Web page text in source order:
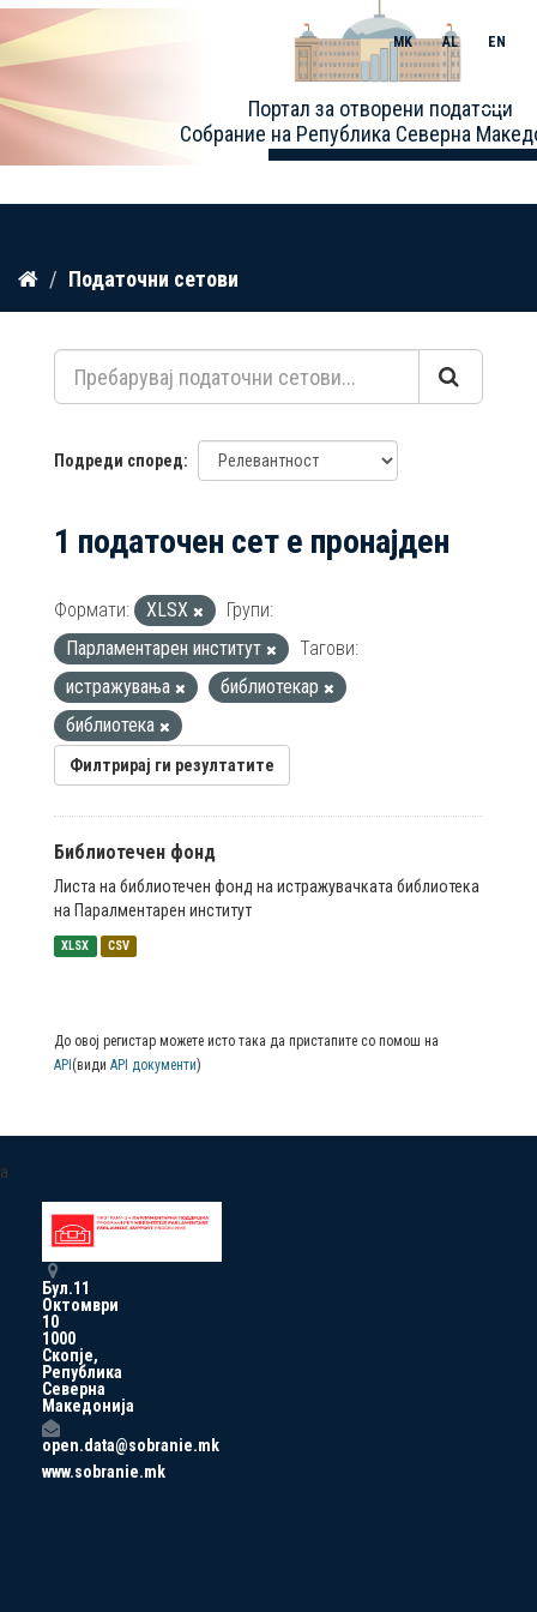
Прескокнете
содржина
Портал за отворени податоци
Собрание на Република Северна
MK AL EN
Toggle
Податочни сетови
Подреди според
1 податочен сет е пронајден
Формати: XLSX
Групи:
Парламентарен институт
Тагови:
истражувања
библиотекар
библиотека
Филтрирај ги резултатите
Библиотечен фонд
Листа на библиотечен фонд на истражувачката библиотека
на Паралментарен институт
XLSX CSV
До овој регистар можете исто така да пристапите со помош на
API (види API документи)
a
Бул.11
Октомври
10
1000
Скопје,
Република
Северна
Македонија
open.data@sobranie.mk
www.sobranie.mk